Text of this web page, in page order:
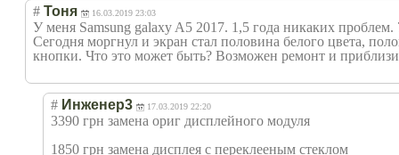
# Тоня 16.03.2019 23:03
У меня Samsung galaxy A5 2017. 1,5 года никаких
Сегодня моргнул и экран стал половина белого цвета,
кнопки. Что это может быть? Возможен ремонт и
# Инженер3 17.03.2019 22:20
3390 грн замена ориг дисплейного модуля
1850 грн замена дисплея с переклееным стеклом